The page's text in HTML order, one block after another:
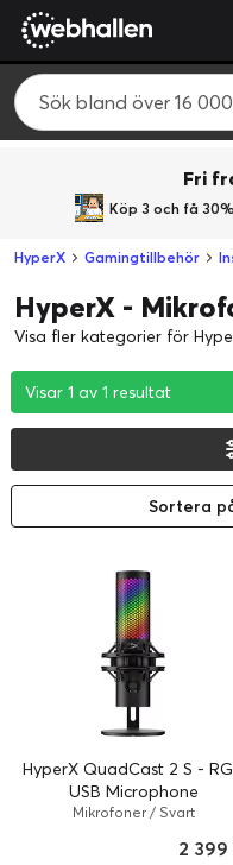
Fri
Köp 3 och få
HyperX Gamingtillbehör
HyperX -
Visa fler kategorier för
Visar 1 av 1 resultat
Visar 1 av 1 resultat
Visar 1 av 1 resultat
Sortera
HyperX QuadCast 2 S -
USB Microphone
Mikrofoner / Svart
2 399